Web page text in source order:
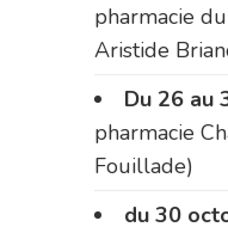
pharmacie
Aristide
Du 26 au
pharmacie
Fouillade)
du 30